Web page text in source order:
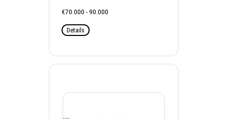
€70.000 - 90.000
Details